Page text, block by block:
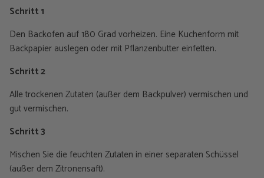
Schritt 1
Den Backofen auf 180 Grad vorheizen. Eine Kuchenform mit
Backpapier auslegen oder mit Pflanzenbutter einfetten.
Schritt 2
Alle trockenen Zutaten (außer dem Backpulver) vermischen und
gut vermischen.
Schritt 3
Mischen Sie die feuchten Zutaten in einer separaten Schüssel
(außer dem Zitronensaft).